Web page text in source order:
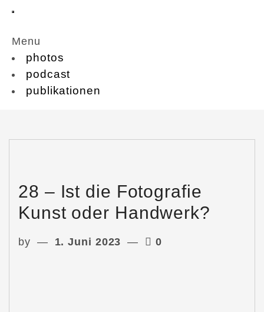
Menu
photos
podcast
publikationen
28 – Ist die Fotografie
Kunst oder Handwerk?
by 1. Juni 2023 0